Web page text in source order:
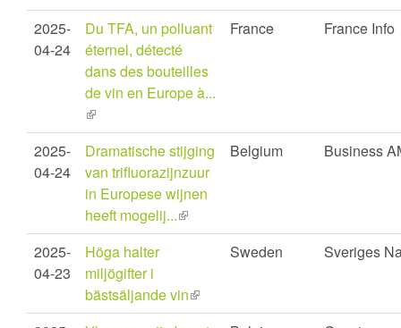
is
external)
2025-
04-24
Du TFA, un polluant
éternel, détecté
dans des bouteilles
de vin en Europe à...
(link
is
external)
France France Info
2025-
04-24
Dramatische stijging
van trifluorazijnzuur
in Europese wijnen
heeft mogelij...(link
is
external)
Belgium Business
2025-
04-23
Höga halter
miljögifter i
bästsäljande vin(link
is
Sweden Sveriges